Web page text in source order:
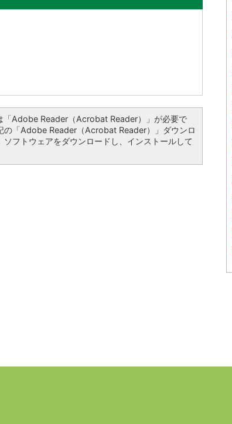
「Adobe Reader（Acrobat Reader）」が必要で
の「Adobe Reader（Acrobat Reader）」ダウンロ
フトウェアをダウンロードし、インストールして